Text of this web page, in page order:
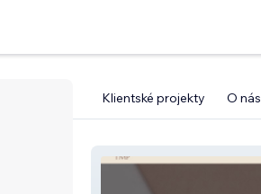
Klientské projekty O nás